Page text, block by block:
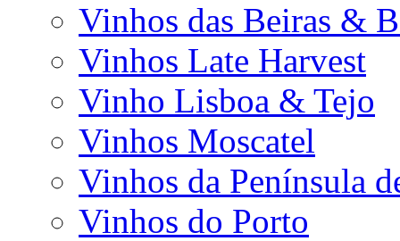
Vinhos das Beiras &
Vinhos Late Harvest
Vinho Lisboa & Tejo
Vinhos Moscatel
Vinhos da Península
Vinhos do Porto